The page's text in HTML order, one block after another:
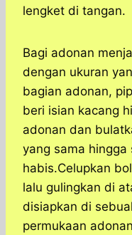
lengket di tangan.
Bagi adonan
dengan ukuran
bagian adonan,
beri isian kacang
adonan dan
yang sama
habis.Celupkan
lalu gulingkan di
disiapkan di
permukaan